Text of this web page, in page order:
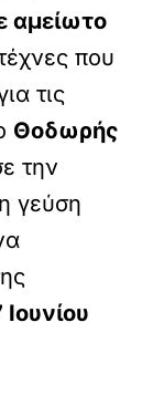
αμείωτο
που
τις
Θοδωρής
την
γεύση